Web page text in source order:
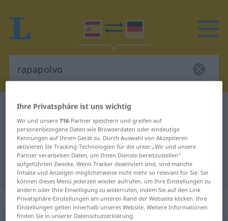
Spanisch-Deutsch Wörterbuch
Spanisch-Deutsch Übersetzung für
"rapapolvo"
"rapapolvo" Deutsch Übersetzung
„rapapolvo“: masculino
Ihre Privatsphäre ist uns wichtig
Wir und unsere716-Partner speichern und greifen auf
personenbezogene Daten wie Browserdaten oder eindeutige
Kennungen auf Ihrem Gerät zu. Durch Auswahl von Akzeptieren
aktivieren Sie Tracking-Technologien für die unter „Wir und unsere
Partner verarbeiten Daten, um Ihnen Dienste bereitzustellen“
aufgeführten Zwecke. Wenn Tracker deaktiviert sind, sind manche
Inhalte und Anzeigen möglicherweise nicht mehr so relevant für Sie. Sie
können dieses Menü jederzeit wieder aufrufen, um Ihre Einstellungen zu
ändern oder Ihre Einwilligung zu widerrufen, indem Sie auf den Link
Privatsphäre-Einstellungen am unteren Rand der Webseite klicken. Ihre
Einstellungen gelten innerhalb unseres Website. Weitere Informationen
finden Sie in unserer Datenschutzerklärung.